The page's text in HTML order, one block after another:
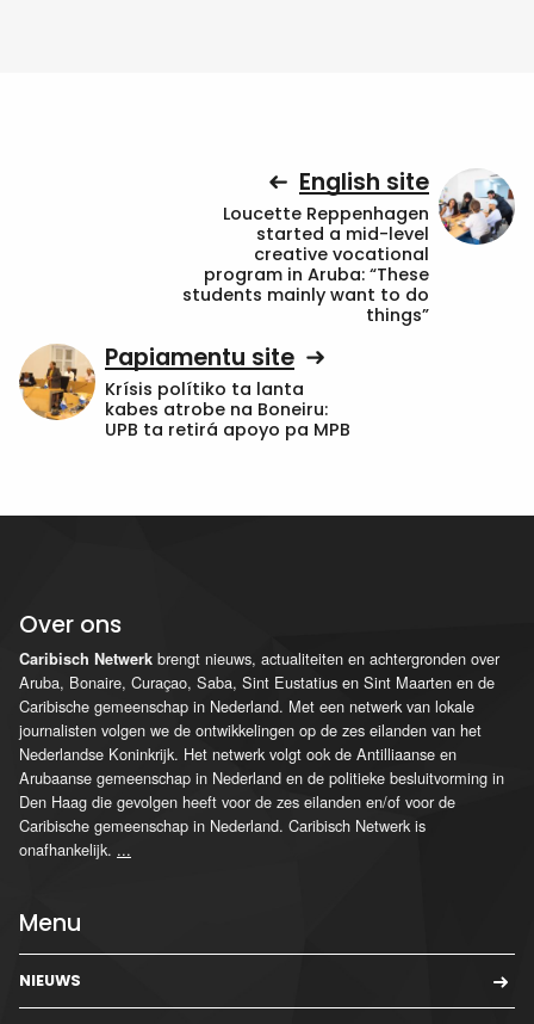
English site
Loucette Reppenhagen
started a mid-level
creative vocational
program in Aruba: “These
students mainly want to do
things”
Papiamentu site
Krísis polítiko ta lanta
kabes atrobe na Boneiru:
UPB ta retirá apoyo pa MPB
Over ons
Caribisch Netwerk brengt nieuws, actualiteiten en achtergronden over
Aruba, Bonaire, Curaçao, Saba, Sint Eustatius en Sint Maarten en de
Caribische gemeenschap in Nederland. Met een netwerk van lokale
journalisten volgen we de ontwikkelingen op de zes eilanden van het
Nederlandse Koninkrijk. Het netwerk volgt ook de Antilliaanse en
Arubaanse gemeenschap in Nederland en de politieke besluitvorming in
Den Haag die gevolgen heeft voor de zes eilanden en/of voor de
Caribische gemeenschap in Nederland. Caribisch Netwerk is
onafhankelijk. ...
Menu
NIEUWS